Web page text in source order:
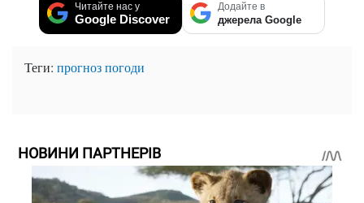
Читайте нас у
Google Discover
Додайте в
джерела Google
Теги: прогноз погоди
НОВИНИ ПАРТНЕРІВ